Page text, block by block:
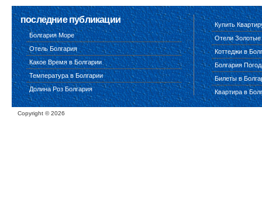
последние публикации
Болгария Море
Отель Болгария
Какое Время в Болгарии
Температура в Болгарии
Долина Роз Болгария
Купить
Отели Золотые
Коттеджи в
Болгария
Билеты в
Квартира в
Copyright ©2026